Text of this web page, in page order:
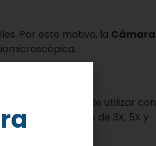
Por este motivo, la Cámara
se puede utilizar con
con aumentos de 3X, 5X y